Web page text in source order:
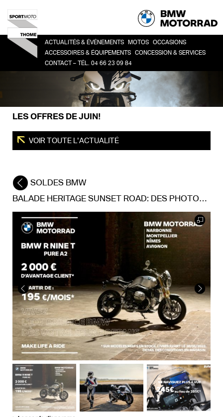
ACTUALITÉS & ÉVÉNEMENTS MOTOS
SPORT
ADVENTURE
URBAN MOBILITY
OCCASIONS
ACCESSOIRES & ÉQUIPEMENTS
ACCESSOIRES
ÉQUIPEMENT DU PILOTE
CONCESSION & SERVICES
LA CONCESSION
DEMANDE DE RDV ATELIER
CONTACT – TÉL. 04 66 23 09 84
LES OFFRES DE JUIN!
VOIR TOUTE L'ACTUALITÉ
SOLDES BMW
BALADE HERITAGE SUNSET ROAD: DES PHOTOS ET DES SOUVENIRS!